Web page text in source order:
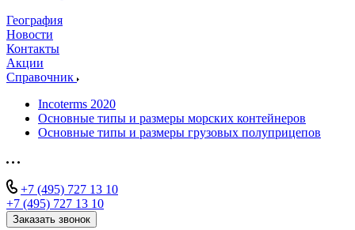
География
Новости
Контакты
Акции
Справочник
Incoterms 2020
Основные типы и размеры морских контейнеров
Основные типы и размеры грузовых полуприцепов
+7 (495) 727 13 10
+7 (495) 727 13 10
Заказать звонок